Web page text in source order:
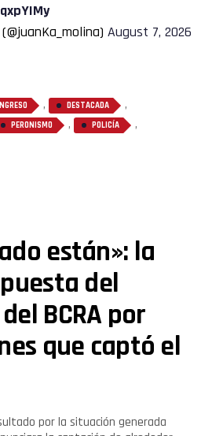
August 7, 2026
, DESTACADA ,
PERONISMO , POLICÍA ,
están»: la
del
BCRA por
que captó el
por la situación generada